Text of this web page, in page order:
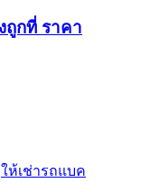
ถูกที่ ราคา
ให้เช่ารถแบค